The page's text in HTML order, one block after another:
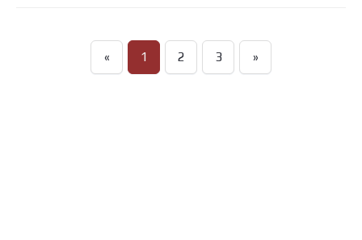
« 1 2 3 »